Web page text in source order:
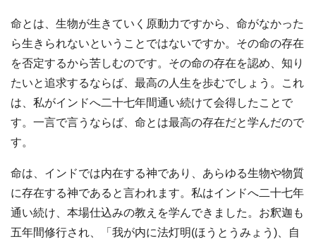
命とは、生物が生きていく原動力ですから、命がなかった
ら生きられないということではないですか。その命の存在
を否定するから苦しむのです。その命の存在を認め、知り
たいと追求するならば、最高の人生を歩むでしょう。これ
は、私がインドへ二十七年間通い続けて会得したことで
す。一言で言うならば、命とは最高の存在だと学んだので
す。
命は、インドでは内在する神であり、あらゆる生物や物質
に存在する神であると言われます。私はインドへ二十七年
通い続け、本場仕込みの教えを学んできました。お釈迦も
五年間修行され、「我が内に法灯明(ほうとうみょう)、自